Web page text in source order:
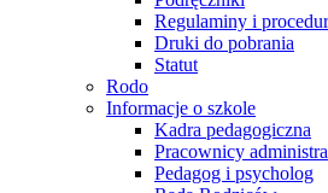
Regulaminy i
Druki do pobrania
Statut
Rodo
Informacje o szkole
Kadra pedagogiczna
Pracownicy
Pedagog i psycholog